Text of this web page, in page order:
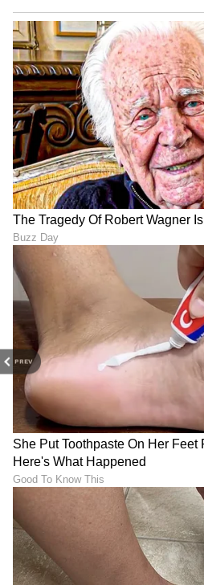
PREV
ಬರಹಗಾರ ಹಾಗೂ ಕಂಟೆಂಟ್
ಮನರಂಜನೆ ಸುದ್ದಿಗಳ ಬಗ್ಗೆ ತುಂಬಾ
ಸಂಗೀತ ಕೇಳುವುದು ಮತ್ತು ಕ್ರೀಡೆ
ಕನ್ನಡ ಸಿನಿಮಾ (Kannada
ಕಾರ್ಯಕ್ರಮಗಳು (Kannada
ಸುದ್ದಿಗಳು ಮತ್ತು ಇತ್ತೀಚಿನ
ಸುವರ್ಣ ನ್ಯೂಸ್‌ನಲ್ಲಿ
ಸಿನಿಮಾ ವಿಮರ್ಶೆಗಳು (
ತಾರೆಯರ ಸಂದರ್ಶನಗಳು,
ತೆರೆಮರೆಯ ಕಥೆಗಳು,OTT
ಮಾಹಿತಿಯೂ ಇಲ್ಲಿದೆ.
DOWNLOAD APP
RECOMMENDED STORIES